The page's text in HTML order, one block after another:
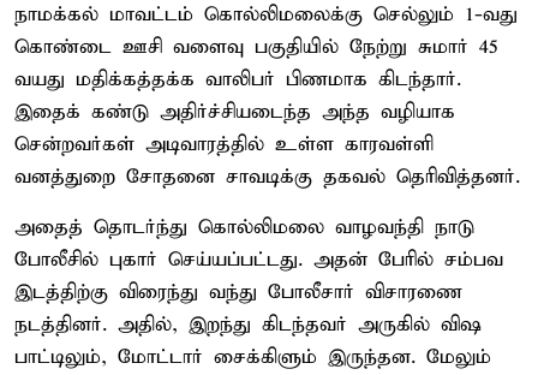
நாமக்கல் மாவட்டம் கொல்லிமலைக்கு செல்லும் 1-வது
கொண்டை ஊசி வளைவு பகுதியில் நேற்று சுமார் 45
வயது மதிக்கத்தக்க வாலிபர் பிணமாக கிடந்தார்.
இதைக் கண்டு அதிர்ச்சியடைந்த அந்த வழியாக
சென்றவர்கள் அடிவாரத்தில் உள்ள காரவள்ளி
வனத்துறை சோதனை சாவடிக்கு தகவல் தெரிவித்தனர்.
அதைத் தொடர்ந்து கொல்லிமலை வாழவந்தி நாடு
போலீசில் புகார் செய்யப்பட்டது. அதன் பேரில் சம்பவ
இடத்திற்கு விரைந்து வந்து போலீசார் விசாரணை
நடத்தினர். அதில், இறந்து கிடந்தவர் அருகில் விஷ
பாட்டிலும், மோட்டார் சைக்கிளும் இருந்தன. மேலும்